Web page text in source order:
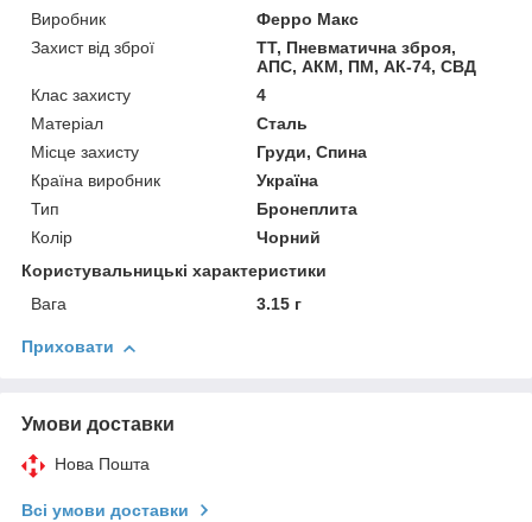
Виробник
Ферро Макс
Захист від зброї
ТТ, Пневматична зброя,
АПС, АКМ, ПМ, АК-74, СВД
Клас захисту
4
Матеріал
Сталь
Місце захисту
Груди, Спина
Країна виробник
Україна
Тип
Бронеплита
Колір
Чорний
Користувальницькі характеристики
Вага
3.15 г
Приховати
Умови доставки
Нова Пошта
Всі умови доставки